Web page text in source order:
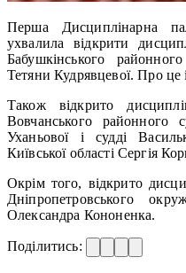
Перша Дисциплінарна
ухвалила відкрити
Бабушкінського
Тетяни Кудрявцевої. Про
Також відкрито
Вовчанського районного
Уханьової і судді
Київської області Сергія
Окрім того, відкрито
Дніпропетровського
Олександра Кононенка.
Поділитись: